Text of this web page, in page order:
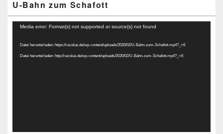
U-Bahn zum Schafott
Video-
Media error: Format(s) not supported or source(s) not found
Datei herunterladen: https://racskai.de/wp-content/uploads/2020/02/U-Bahn-zum-Schafott.mp4?_=6
Datei herunterladen: http://racskai.de/wp-content/uploads/2020/02/U-Bahn-zum-Schafott.mp4?_=6